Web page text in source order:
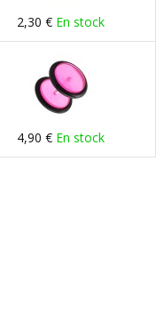
2,30 € En stock
4,90 € En stock